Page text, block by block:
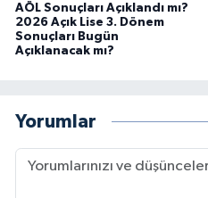
AÖL Sonuçları Açıklandı mı?
2026 Açık Lise 3. Dönem
Sonuçları Bugün
Açıklanacak mı?
Yorumlar